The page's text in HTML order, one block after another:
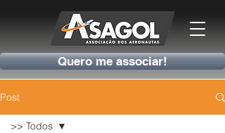
Quero me associar!
Post
>> Todos